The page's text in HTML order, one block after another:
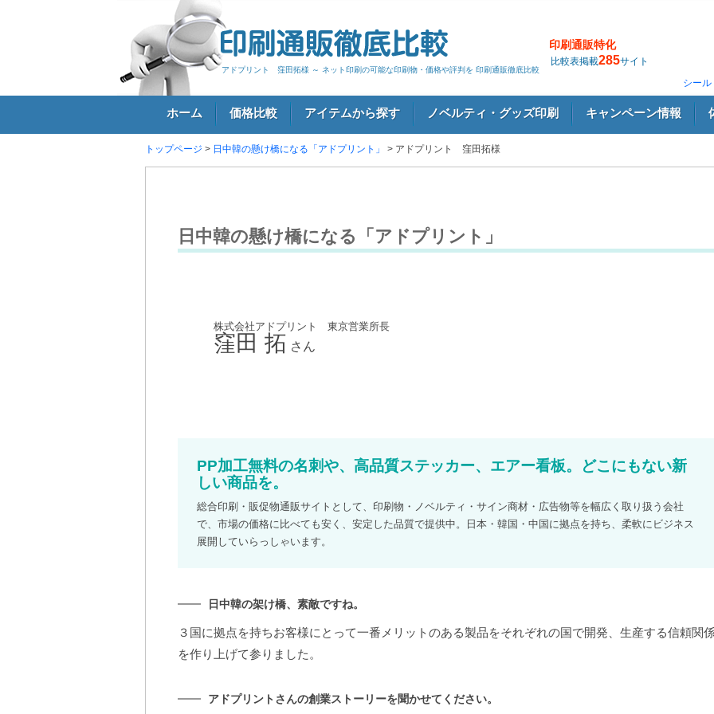
アドプリント 窪田拓様 ～ ネット印刷の可能な印刷物・価格や評判を 印刷通販徹底比較
印刷通販特化
比較表掲載285サイト
シー
ホーム 価格比較 アイテムから探す ノベルティ・グッズ印刷 キャンペーン情報
トップページ > 日中韓の懸け橋になる「アドプリント」 > アドプリント 窪田拓様
日中韓の懸け橋になる「アドプリント」
株式会社アドプリント 東京営業所長
窪田 拓 さん
PP加工無料の名刺や、高品質ステッカー、エアー看板。どこにもない新
しい商品を。
総合印刷・販促物通販サイトとして、印刷物・ノベルティ・サイン商材・広告物等を幅広く取り扱う会社
で、市場の価格に比べても安く、安定した品質で提供中。日本・韓国・中国に拠点を持ち、柔軟にビジネス
展開していらっしゃいます。
日中韓の架け橋、素敵ですね。
３国に拠点を持ちお客様にとって一番メリットのある製品をそれぞれの国で開発、生産する信頼関
を作り上げて参りました。
アドプリントさんの創業ストーリーを聞かせてください。